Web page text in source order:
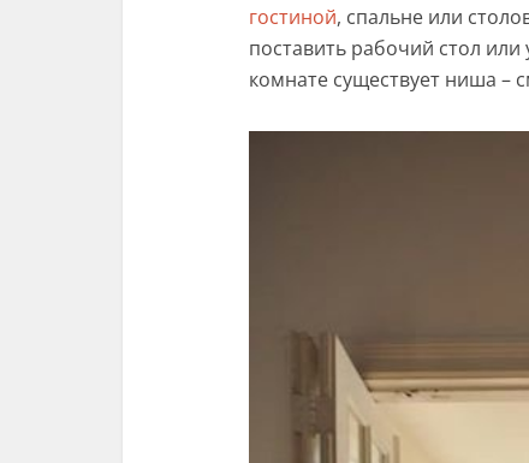
гостиной, спальне или
поставить рабочий стол
комнате существует ниша –